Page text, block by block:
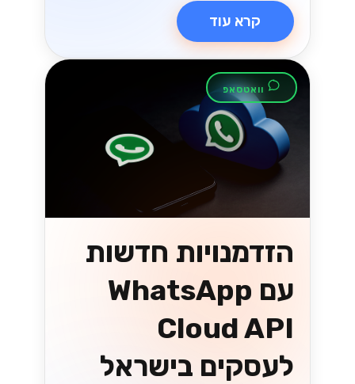
קרא עוד
וואטסאפ
הזדמנויות חדשות
עם WhatsApp
Cloud API
לעסקים בישראל